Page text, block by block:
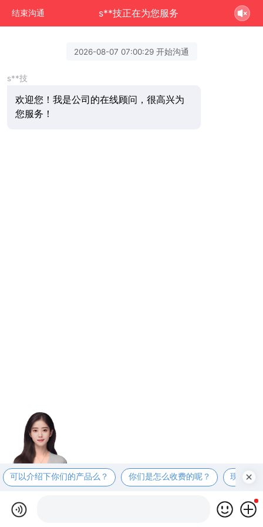
结束沟通 s**技正在为您服务
2026-08-07 07:00:29 开始沟通
s**技
欢迎您！我是公司的在线顾问，很高兴为
您服务！
可以介绍下你们的产品么？ 你们是怎么收费的呢？ 现在有